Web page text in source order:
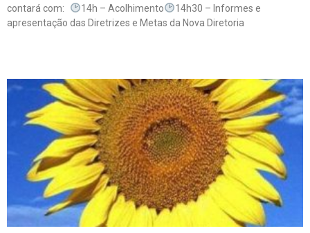
contará com:
14h – Acolhimento
14h30 – Informes e
apresentação das Diretrizes e Metas da Nova Diretoria